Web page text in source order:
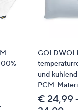
und
PCM-
€ 24,99